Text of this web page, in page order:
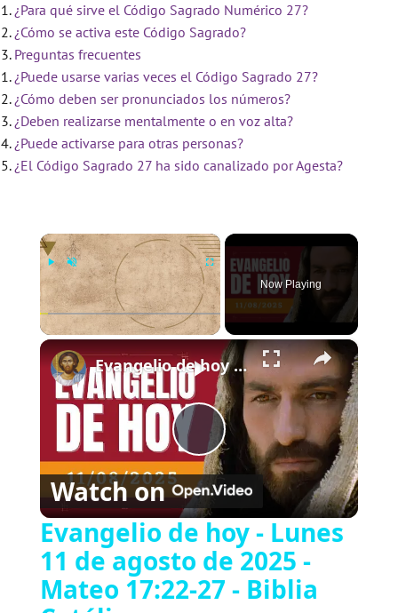
¿Para qué sirve el Código Sagrado Numérico 27?
¿Cómo se activa este Código Sagrado?
Preguntas frecuentes
¿Puede usarse varias veces el Código Sagrado 27?
¿Cómo deben ser pronunciados los números?
¿Deben realizarse mentalmente o en voz alta?
¿Puede activarse para otras personas?
¿El Código Sagrado 27 ha sido canalizado por Agesta?
×
Fullscreen
Now Playing
×
P
l
a
Evangelio de hoy - Lunes 11 de agosto de 2025 - Mateo 17:22-27 - Biblia Católica
Watch on
Evangelio de hoy - Lunes
11 de agosto de 2025 -
Mateo 17:22-27 - Biblia